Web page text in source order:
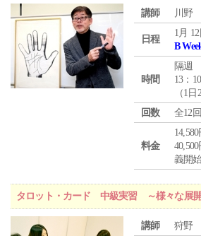
講師 川野
日程
1月
B
時間
隔週
13：
（1日
回数
全12回
料金
義開
タロット・カード 中級実習 ～様々な展
講師
狩野